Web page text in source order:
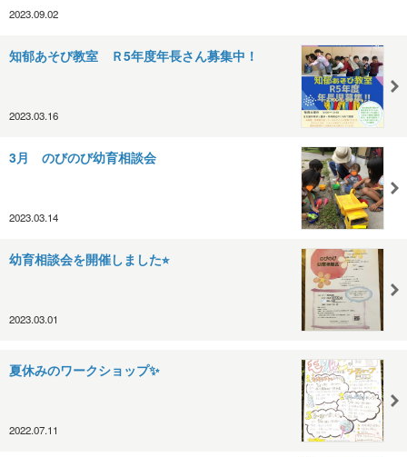
2023.09.02
知郁あそび教室 Ｒ5年度年長さん募集中！
2023.03.16
3月 のびのび幼育相談会
2023.03.14
幼育相談会を開催しました⭐︎
2023.03.01
夏休みのワークショップ✨
2022.07.11